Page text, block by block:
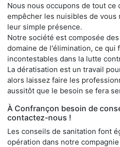
Nous nous occupons de tout ce
empêcher les nuisibles de
leur simple présence.
Notre société est composée
domaine de l'élimination, ce qui
incontestables dans la lutte
La dératisation est un travail
alors laissez faire les
aussitôt que le besoin se fera
À Confrançon besoin de
contactez-nous !
Les conseils de sanitation font
opération dans notre